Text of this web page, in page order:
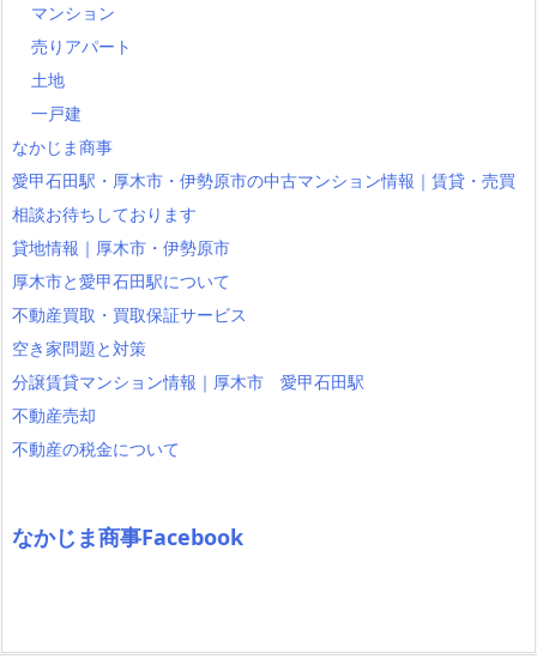
マンション
売りアパート
土地
一戸建
なかじま商事
愛甲石田駅・厚木市・伊勢原市の中古マンション情報｜賃貸・売買
相談お待ちしております
貸地情報｜厚木市・伊勢原市
厚木市と愛甲石田駅について
不動産買取・買取保証サービス
空き家問題と対策
分譲賃貸マンション情報｜厚木市 愛甲石田駅
不動産売却
不動産の税金について
なかじま商事Facebook